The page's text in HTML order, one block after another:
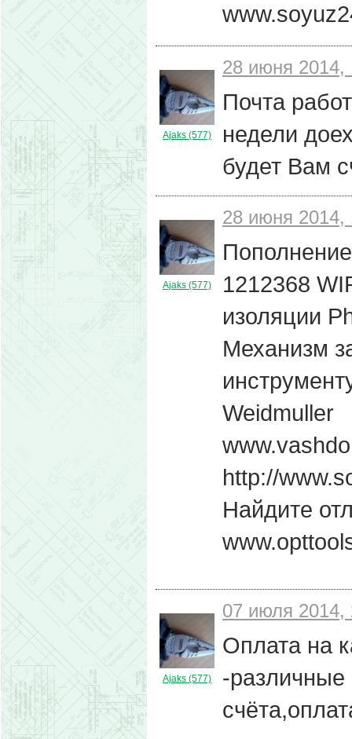
Ajaks (577)
28 июня 2014,
Почта
недели
будет Вам
Ajaks (577)
28 июня 2014,
1212368
изоляции
Механизм
Weidmuller
http://
Найдите
Ajaks (577)
07 июля 2014,
Оплата на
-